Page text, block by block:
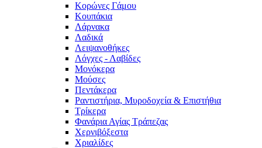
Κορώνες Γάμου
Κουπάκια
Λάρνακα
Λαδικά
Λειψανοθήκες
Λόγχες - Λαβίδες
Μονόκερα
Μούσες
Πεντάκερα
Ραντιστήρια, Μυροδοχεία & Επιστήθια
Τρίκερα
Φανάρια Αγίας Τράπεζας
Χερνιβόξεστα
Χριαλίδες